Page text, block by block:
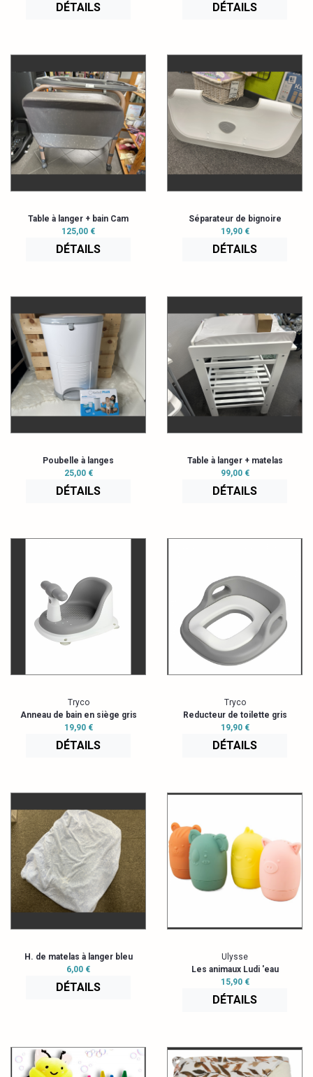
DÉTAILS DÉTAILS
Table à langer + bain Cam
125,00 €
DÉTAILS
Séparateur de bignoire
19,90 €
DÉTAILS
Poubelle à langes
25,00 €
DÉTAILS
Table à langer + matelas
99,00 €
DÉTAILS
Tryco
Anneau de bain en siège gris
19,90 €
DÉTAILS
Tryco
Reducteur de toilette gris
19,90 €
DÉTAILS
H. de matelas à langer bleu
6,00 €
DÉTAILS
Ulysse
Les animaux Ludi 'eau
15,90 €
DÉTAILS